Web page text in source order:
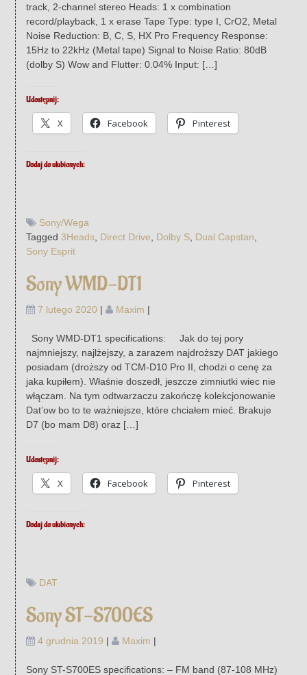
track, 2-channel stereo Heads: 1 x combination
record/playback, 1 x erase Tape Type: type I, CrO2, Metal
Noise Reduction: B, C, S, HX Pro Frequency Response:
15Hz to 22kHz (Metal tape) Signal to Noise Ratio: 80dB
(dolby S) Wow and Flutter: 0.04% Input: […]
Udostępnij:
X Facebook Pinterest
Dodaj do ulubionych:
Sony/Wega
Tagged3Heads Direct Drive Dolby S Dual Capstan
Sony Esprit
Sony WMD-DT1
7 lutego 2020 | Maxim |
Sony WMD-DT1 specifications: Jak do tej pory
najmniejszy, najlżejszy, a zarazem najdroższy DAT jakiego
posiadam (droższy od TCM-D10 Pro II, chodzi o cenę za
jaka kupiłem). Właśnie doszedł, jeszcze zimniutki wiec nie
włączam. Na tym odtwarzaczu zakończę kolekcjonowanie
Dat’ow bo to te ważniejsze, które chciałem mieć. Brakuje
D7 (bo mam D8) oraz […]
Udostępnij:
X Facebook Pinterest
Dodaj do ulubionych:
DAT
Sony ST-S700ES
4 grudnia 2019 | Maxim |
Sony ST-S700ES specifications: – FM band (87-108 MHz)